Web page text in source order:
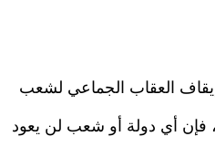
إيقاف العقاب الجماعي لشعب
فإن أي دولة أو شعب لن يعود